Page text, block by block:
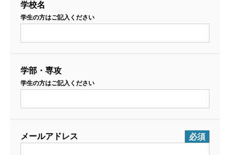
学校名
学生の方はご記入ください
学部・専攻
学生の方はご記入ください
メールアドレス 必須